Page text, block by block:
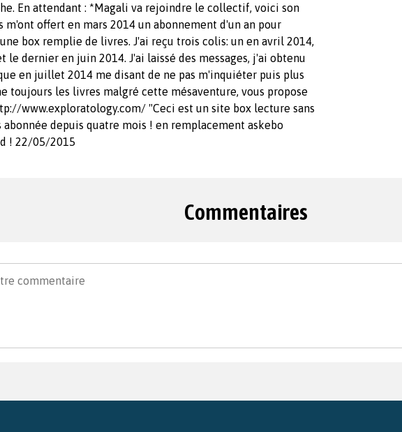
En attendant : *Magali va rejoindre le collectif, voici son
m'ont offert en mars 2014 un abonnement d'un an pour
box remplie de livres. J'ai reçu trois colis: un en avril 2014,
le dernier en juin 2014. J'ai laissé des messages, j'ai obtenu
en juillet 2014 me disant de ne pas m'inquiéter puis plus
toujours les livres malgré cette mésaventure, vous propose
www.exploratology.com/ "Ceci est un site box lecture sans
abonnée depuis quatre mois ! en remplacement askebo
! 22/05/2015
Commentaires